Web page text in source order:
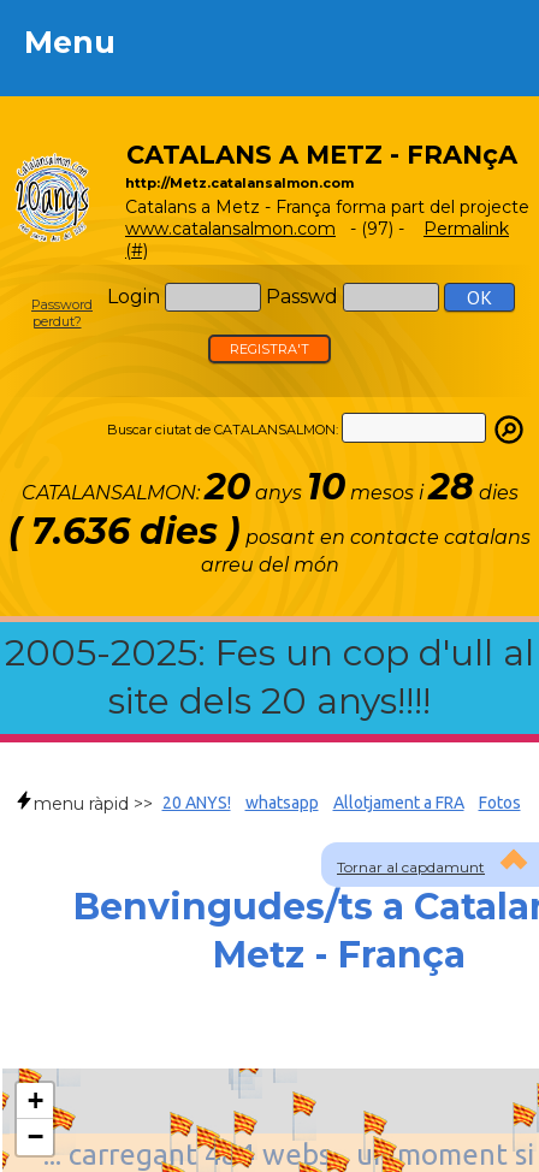
Menu
CATALANS A METZ - FRANçA
http://Metz.catalansalmon.com
Catalans a Metz - França forma part del projecte
www.catalansalmon.com - (97) - Permalink
(#)
Login Passwd
Password
perdut?
REGISTRA'T
Buscar ciutat de CATALANSALMON:
CATALANSALMON:20anys 10mesos i28 dies
( 7.636 dies ) posant en contacte catalans
arreu del món
2005-2025: Fes un cop d'ull al
site dels 20 anys!!!!
Menu
Tornar al capdamunt
menu ràpid >> 20 ANYS! whatsapp Allotjament a FRA Fotos
Benvingudes/ts a
Metz - França
... carregant 484 webs... un moment
+
−